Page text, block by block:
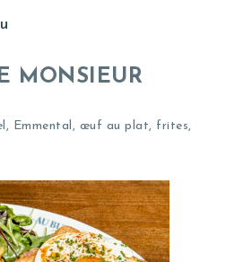
MONSIEUR
Emmental, œuf au plat, frites,